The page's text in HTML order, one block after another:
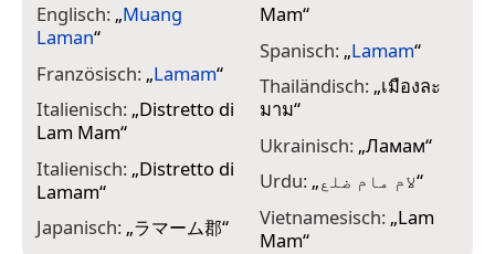
Englisch: „Muang
Laman“
Französisch: „Lamam“
Italienisch: „Distretto di
Lam Mam“
Italienisch: „Distretto di
Lamam“
Japanisch: „ラマーム郡“
Mam“
Spanisch: „Lamam“
Thailändisch: „เมืองละ
มาม“
Ukrainisch: „Ламам“
Urdu: „لام مام ضلع“
Vietnamesisch: „Lam
Mam“